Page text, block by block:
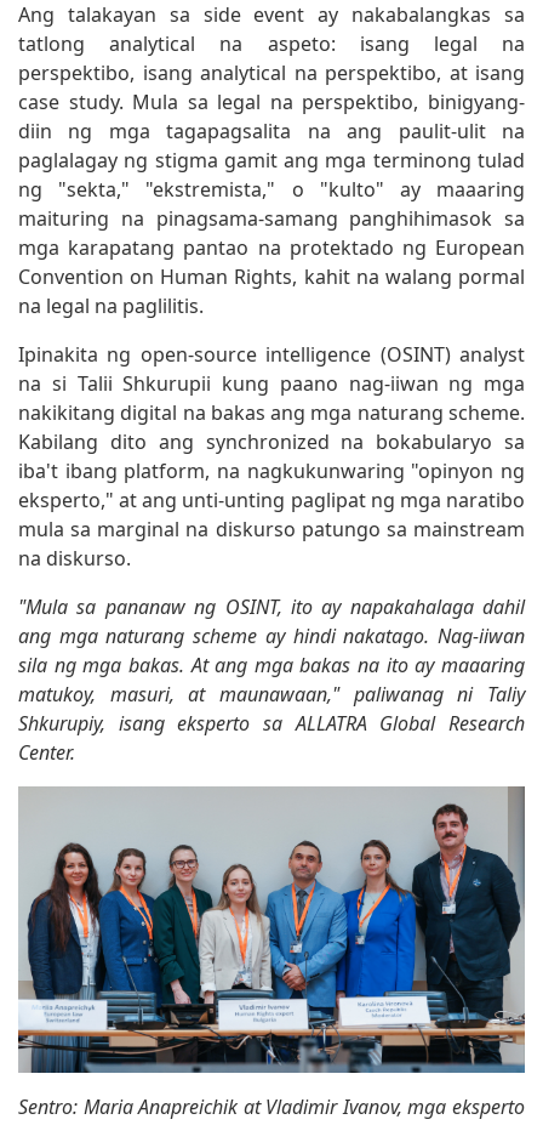
Ang talakayan sa side event ay nakabalangkas sa
tatlong analytical na aspeto: isang legal na
perspektibo, isang analytical na perspektibo, at isang
case study. Mula sa legal na perspektibo, binigyang-
diin ng mga tagapagsalita na ang paulit-ulit na
paglalagay ng stigma gamit ang mga terminong tulad
ng "sekta," "ekstremista," o "kulto" ay maaaring
maituring na pinagsama-samang panghihimasok sa
mga karapatang pantao na protektado ng European
Convention on Human Rights, kahit na walang pormal
na legal na paglilitis.
Ipinakita ng open-source intelligence (OSINT) analyst
na si Talii Shkurupii kung paano nag-iiwan ng mga
nakikitang digital na bakas ang mga naturang scheme.
Kabilang dito ang synchronized na bokabularyo sa
iba't ibang platform, na nagkukunwaring "opinyon ng
eksperto," at ang unti-unting paglipat ng mga naratibo
mula sa marginal na diskurso patungo sa mainstream
na diskurso.
"Mula sa pananaw ng OSINT, ito ay napakahalaga dahil
ang mga naturang scheme ay hindi nakatago. Nag-iiwan
sila ng mga bakas. At ang mga bakas na ito ay maaaring
matukoy, masuri, at maunawaan," paliwanag ni Taliy
Shkurupiy, isang eksperto sa ALLATRA Global Research
Center.
Sentro: Maria Anapreichik at Vladimir Ivanov, mga eksperto